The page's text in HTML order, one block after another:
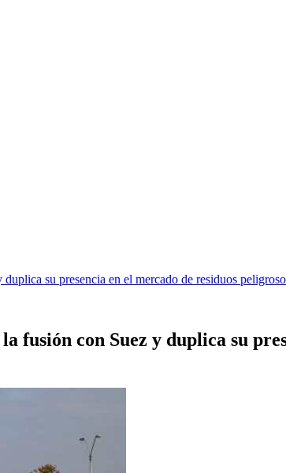
su presencia en el mercado de residuos
fusión con Suez y duplica su